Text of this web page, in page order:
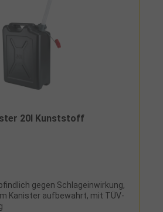
20l Kunststoff
gegen Schlageinwirkung,
Kanister aufbewahrt, mit TÜV-